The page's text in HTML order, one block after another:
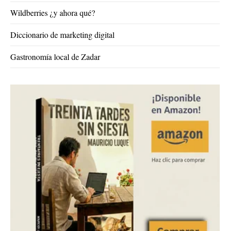
Wildberries ¿y ahora qué?
Diccionario de marketing digital
Gastronomía local de Zadar